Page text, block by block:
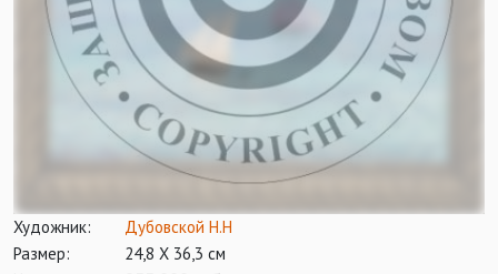
Художник:
Дубовской Н.Н
Размер:
24,8 Х 36,3 см